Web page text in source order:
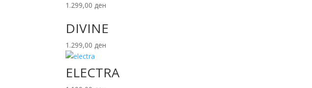
1.299,00ден
DIVINE
1.299,00ден
ELECTRA